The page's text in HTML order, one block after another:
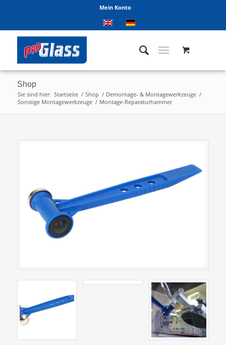
Mein Konto
Shop
Sie sind hier: Startseite / Shop / Demontage- & Montagewerkzeuge /
Sonstige Montagewerkzeuge / Montage-Reparaturhammer